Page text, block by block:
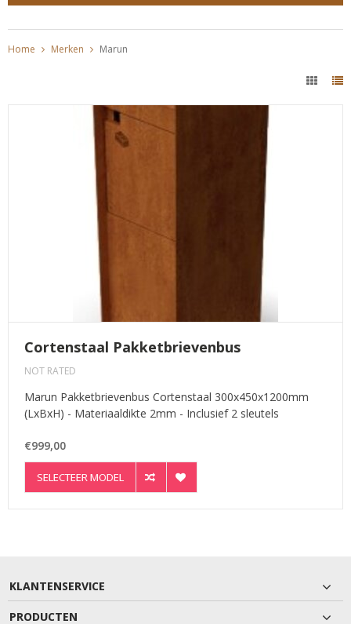
Home Merken Marun
Cortenstaal Pakketbrievenbus
NOT RATED
Marun Pakketbrievenbus Cortenstaal 300x450x1200mm
(LxBxH) - Materiaaldikte 2mm - Inclusief 2 sleutels
€999,00
SELECTEER MODEL
KLANTENSERVICE
PRODUCTEN